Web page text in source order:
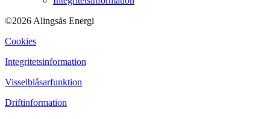
©2026 Alingsås Energi
Cookies
Integritetsinformation
Visselblåsarfunktion
Driftinformation